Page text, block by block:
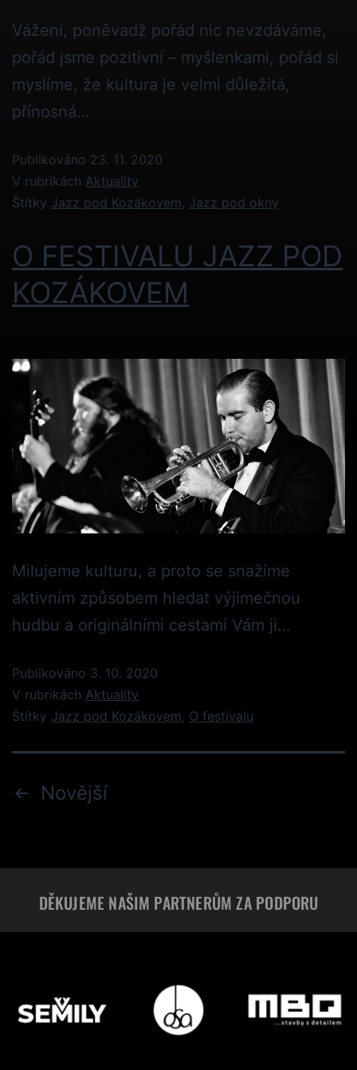
Vážení, poněvadž pořád nic nevzdáváme,
pořád jsme pozitivní – myšlenkami, pořád si
myslíme, že kultura je velmi důležitá,
přínosná…
Publikováno 23. 11. 2020
V rubrikách Aktuality
Štítky Jazz pod Kozákovem, Jazz pod okny
O FESTIVALU JAZZ POD
KOZÁKOVEM
Milujeme kulturu, a proto se snažíme
aktivním způsobem hledat výjimečnou
hudbu a originálními cestami Vám ji…
Publikováno 3. 10. 2020
V rubrikách Aktuality
Štítky Jazz pod Kozákovem, O festivalu
Novější
DĚKUJEME NAŠIM PARTNERŮM ZA PODPORU